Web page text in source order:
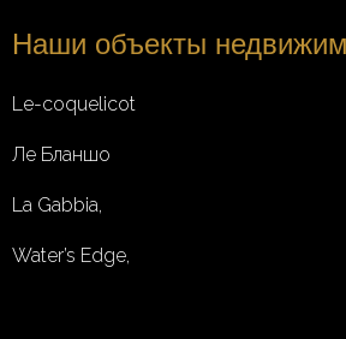
Наши объекты
Le-coquelicot
Ле Бланшо
La Gabbia,
Water’s Edge,